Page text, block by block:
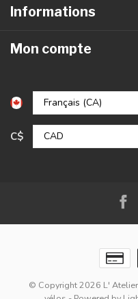
Informations
Mon compte
C$
© Copyright 2026 L'